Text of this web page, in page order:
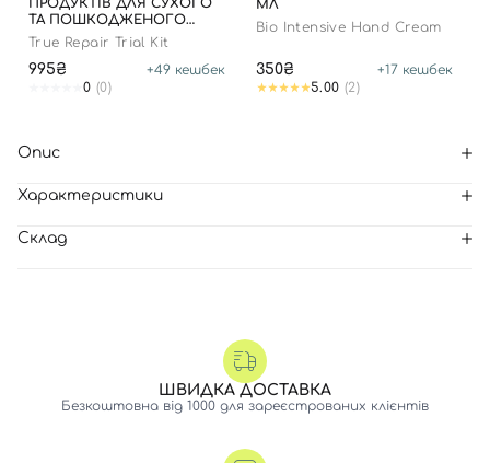
ПРОДУКТІВ ДЛЯ СУХОГО
ТА ПОШКОДЖЕНОГО
ВОЛОССЯ
True Repair Trial Kit
995₴ +49 кешбек
0 (0)
МЛ
Bio Intensive Hand Cream
350₴ +17 кешбек
5.00 (2)
Опис
Характеристики
Склад
ШВИДКА ДОСТАВКА
Безкоштовна від 1000 для зареєстрованих клієнтів